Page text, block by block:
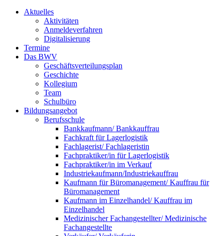
Aktuelles
Aktivitäten
Anmeldeverfahren
Digitalisierung
Termine
Das BWV
Geschäftsverteilungsplan
Geschichte
Kollegium
Team
Schulbüro
Bildungsangebot
Berufsschule
Bankkaufmann/ Bankkauffrau
Fachkraft für Lagerlogistik
Fachlagerist/ Fachlageristin
Fachpraktiker/in für Lagerlogistik
Fachpraktiker/in im Verkauf
Industriekaufmann/Industriekauffrau
Kaufmann für Büromanagement/ Kauffrau für
Büromanagement
Kaufmann im Einzelhandel/ Kauffrau im
Einzelhandel
Medizinischer Fachangestellter/ Medizinische
Fachangestellte